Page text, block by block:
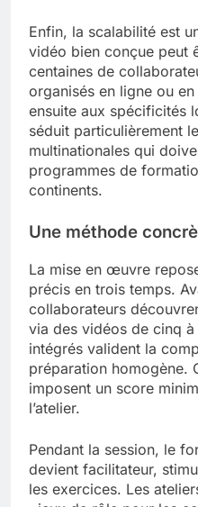
Enfin, la scalabilité est
vidéo bien conçue peut
centaines de
organisés en ligne ou
ensuite aux spécificités
séduit particulièrement
multinationales qui
programmes de
continents.
Une méthode
La mise en œuvre
précis en trois temps.
collaborateurs
via des vidéos de cinq
intégrés valident la
préparation homogène.
imposent un score
l’atelier.
Pendant la session, le
devient facilitateur,
les exercices. Les